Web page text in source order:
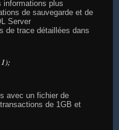
informations plus
de sauvegarde et de
Server
de trace détaillées dans
avec un fichier de
de 1GB et